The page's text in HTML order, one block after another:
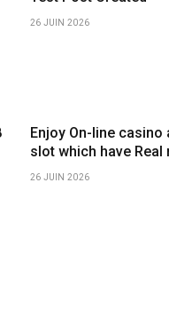
26 JUIN 2026
Enjoy On-line casino
slot which have Real
26 JUIN 2026